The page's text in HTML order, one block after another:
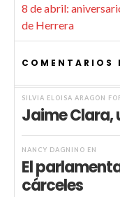
8 de abril:
de Herrera
COMENTARIOS
SILVIA ELOISA ARAGÓN
Jaime Clara,
NANCY DAGNINO EN
El
cárceles